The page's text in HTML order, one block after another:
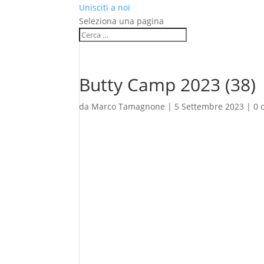
Unisciti a noi
Seleziona una pagina
Butty Camp 2023 (38)
da Marco Tamagnone | 5 Settembre 2023 |0